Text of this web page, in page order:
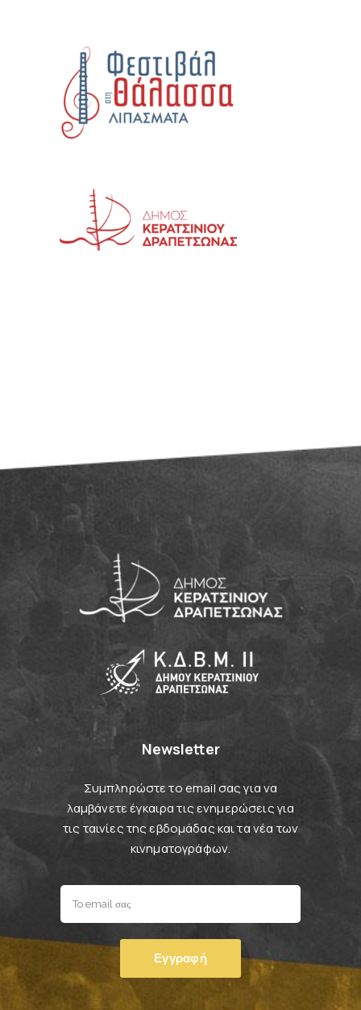
Newsletter
Συμπληρώστε το email σας για να
λαμβάνετε έγκαιρα τις ενημερώσεις για
τις ταινίες της εβδομάδας και τα νέα των
κινηματογράφων.